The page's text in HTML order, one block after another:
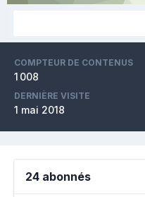
COMPTEUR DE CONTENUS
1 008
DERNIÈRE VISITE
1 mai 2018
24 abonnés